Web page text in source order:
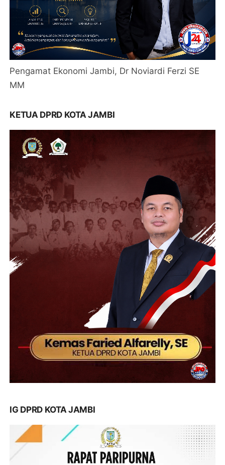
Pengamat Ekonomi Jambi, Dr Noviardi Ferzi SE
MM
KETUA DPRD KOTA JAMBI
IG DPRD KOTA JAMBI